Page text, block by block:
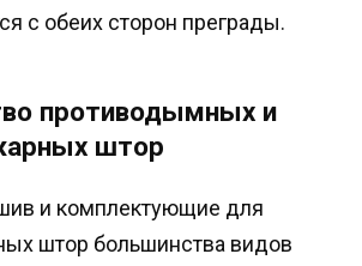
с обеих сторон преграды.
противодымных и
штор
и комплектующие для
штор большинства видов